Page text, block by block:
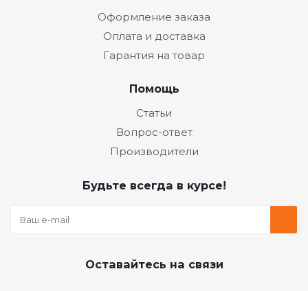
Оформление заказа
Оплата и доставка
Гарантия на товар
Помощь
Статьи
Вопрос-ответ
Производители
Будьте всегда в курсе!
Оставайтесь на связи